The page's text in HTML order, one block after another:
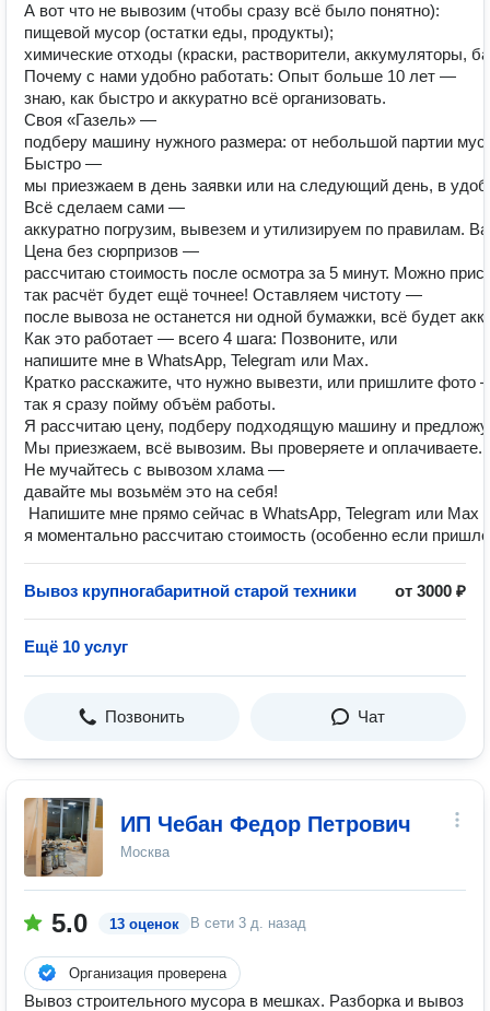
А вот что не вывозим (чтобы сразу всё было понятно):
пищевой мусор (остатки еды, продукты);
химические отходы (краски, растворители, аккумуляторы,
Почему с нами удобно работать: Опыт больше 10 лет —
знаю, как быстро и аккуратно всё организовать.
Своя «Газель» —
подберу машину нужного размера: от небольшой партии
Быстро —
мы приезжаем в день заявки или на следующий день, в
Всё сделаем сами —
аккуратно погрузим, вывезем и утилизируем по правилам.
Цена без сюрпризов —
рассчитаю стоимость после осмотра за 5 минут. Можно
так расчёт будет ещё точнее! Оставляем чистоту —
после вывоза не останется ни одной бумажки, всё будет
Как это работает — всего 4 шага: Позвоните, или
напишите мне в WhatsApp, Telegram или Max.
Кратко расскажите, что нужно вывезти, или пришлите фото
так я сразу пойму объём работы.
Я рассчитаю цену, подберу подходящую машину и
Мы приезжаем, всё вывозим. Вы проверяете и оплачиваете.
Не мучайтесь с вывозом хлама —
давайте мы возьмём это на себя!
Напишите мне прямо сейчас в WhatsApp, Telegram или Max
я моментально рассчитаю стоимость (особенно если
Вывоз крупногабаритной старой техники от 3000 ₽
Ещё 10 услуг
Позвонить Чат
ИП Чебан Федор Петрович
Москва
5.0 13 оценок В сети 3 д. назад
Организация проверена
Вывоз строительного мусора в мешках. Разборка и вывоз